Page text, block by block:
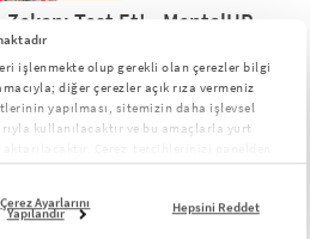
işlenmekte olup gerekli olan çerezler bilgi
diğer çerezler açık rıza vermeniz
yapılması, sitemizin daha işlevsel
kullanılacaktır ve bu amaçlarla yurt
Metni
Çerez Ayarlarını
Yapılandır Hepsini Reddet
Test Et! - MentalUP